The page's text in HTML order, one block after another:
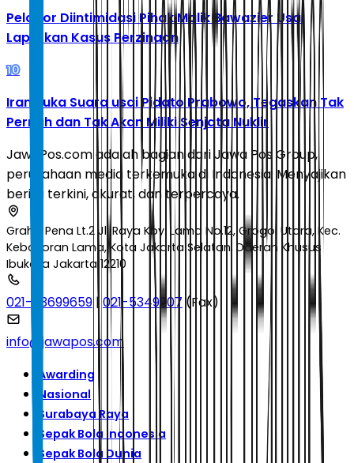
Pelapor Diintimidasi Pihak Malik Bawazier Usai
Laporkan Kasus Perzinaan
10
Iran Buka Suara usai Pidato Prabowo, Tegaskan Tak
Pernah dan Tak Akan Miliki Senjata Nuklir
JawaPos.com adalah bagian dari Jawa Pos Group,
perusahaan media terkemuka di Indonesia. Menyajikan
berita terkini, akurat, dan terpercaya.
Graha Pena Lt.2 Jl. Raya Kby. Lama No.12, Grogol Utara, Kec.
Kebayoran Lama, Kota Jakarta Selatan, Daerah Khusus
Ibukota Jakarta 12210
021-53699659 | 021-5349207 (Fax)
info@jawapos.com
Awarding
Nasional
Surabaya Raya
Sepak Bola Indonesia
Sepak Bola Dunia